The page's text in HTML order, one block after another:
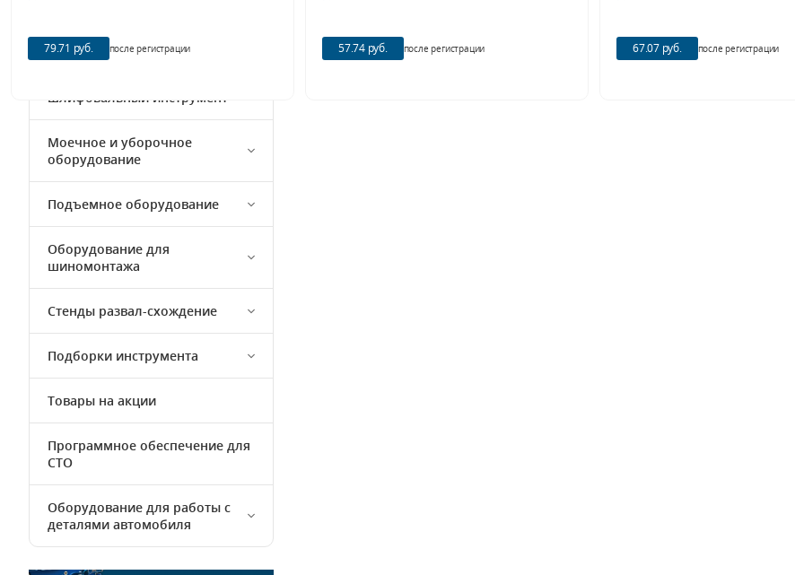
Автохимия и автокосметика
шлифовальный инструмент
Моечное и уборочное
оборудование
Подъемное оборудование
Оборудование для
шиномонтажа
Стенды развал-схождение
Подборки инструмента
Товары на акции
Программное обеспечение для
СТО
Оборудование для работы с
деталями автомобиля
79.71 руб. после регистрации 57.74 руб. после регистрации 67.07 руб. после регистрации